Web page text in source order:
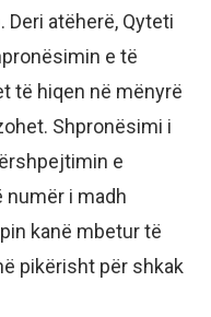
Deri atëherë, Qyteti
e të
të hiqen në mënyrë
Shpronësimi i
e
i madh
kanë mbetur të
pikërisht për shkak